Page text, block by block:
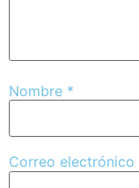
Nombre *
Correo electrónico